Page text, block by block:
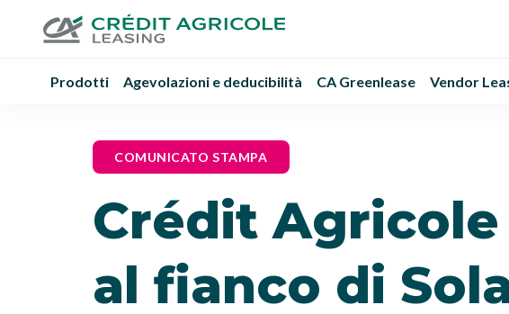
Prodotti Agevolazioni e deducibilità CA Greenlease Vendor
COMUNICATO STAMPA
Crédit
al fianco di